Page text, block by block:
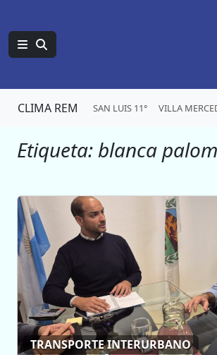
CLIMA REM SAN LUIS 11° VILLA
Etiqueta:blanca
TRANSPORTE INTERURBANO